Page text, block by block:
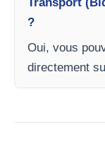
?
Oui, vous
directement